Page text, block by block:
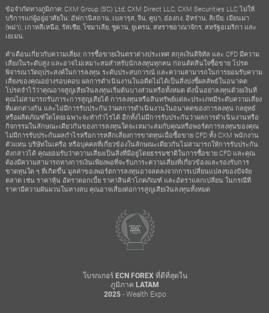
ข้อจำกัดทางภูมิภาค: CXM Group (SC) Ltd, CXM Direct LLC, CXM Securities LLC ไม่ให้
บริการแก่ผู้อยู่อาศัยใน: อัฟกานิสถาน, เบลารุส, จีน, คูบา, ฮ่องกง, อิหร่าน, ลิเบีย, เมียนมา
(พม่า), เกาหลีเหนือ, รัสเซีย, โซมาเลีย, ซูดาน, ยูเครน, สหราชอาณาจักร, สหรัฐอเมริกา และ
เยเมน.
คำเตือนเกี่ยวกับความเสี่ยง: การซื้อขายเงินตราต่างประเทศ สกุลเงินดิจิทัล และ CFD มีความ
เสี่ยงในระดับสูง และอาจไม่เหมาะสมสำหรับนักลงทุนทุกคน ก่อนตัดสินใจซื้อขาย โปรด
พิจารณาวัตถุประสงค์ในการลงทุน ระดับประสบการณ์ และความสามารถในการยอมรับความ
เสี่ยงของคุณอย่างรอบคอบ ผลการดำเนินงานในอดีตไม่ได้เป็นสิ่งบ่งชี้ผลลัพธ์ในอนาคต
โปรดจำไว้ว่าคุณอาจสูญเสียเงินลงทุนเริ่มต้นบางส่วนหรือทั้งหมด ดังนั้นอย่าลงทุนด้วยเงินที่
คุณไม่สามารถรับภาระการสูญเสียได้ การลงทุนหรือสินทรัพย์แต่ละประเภทมีระดับความเสี่ยง
ที่แตกต่างกัน และไม่มีการรับประกันว่าผลการดำเนินงานในอนาคตของการลงทุน กลยุทธ์
หรือผลิตภัณฑ์ใดโดยเฉพาะจะทำกำไรได้ อีกทั้งไม่มีการรับประกันว่าผลการดำเนินงานหรือ
กิจกรรมในลักษณะเดียวกันของการลงทุนใดจะเหมาะสมกับคุณหรือพอร์ตการลงทุนของคุณ
ไม่มีการรับประกันผลกำไรหรือการหลีกเลี่ยงการขาดทุนเมื่อซื้อขาย CFD ทั้ง CXM พนักงาน
ตัวแทน บริษัทในเครือ หรือบุคคลที่เกี่ยวข้องในลักษณะเดียวกันไม่สามารถให้การรับประกัน
ดังกล่าวได้ คุณยอมรับว่าความเสี่ยงเป็นสิ่งที่มีอยู่โดยธรรมชาติในการซื้อขาย CFD และคุณ
ต้องมีความสามารถทางการเงินเพียงพอที่จะรับภาระความเสี่ยงที่เกี่ยวข้องและรองรับการ
ขาดทุนใด ๆ ที่เกิดขึ้น มูลค่าของพอร์ตการลงทุนอาจลดลงจากการเปลี่ยนแปลงของปัจจัย
ตลาด เช่น ราคาหุ้น อัตราดอกเบี้ย ราคาสินค้าโภคภัณฑ์ และอัตราแลกเปลี่ยน ในกรณีที่
ราคามีความผันผวนในทางลบ คุณอาจเสี่ยงต่อการสูญเสียเงินลงทุนทั้งหมด
โบรกเกอร์ ECN FOREX ที่ดีที่สุดใน
ภูมิภาค LATAM
2025- Wealth Expo